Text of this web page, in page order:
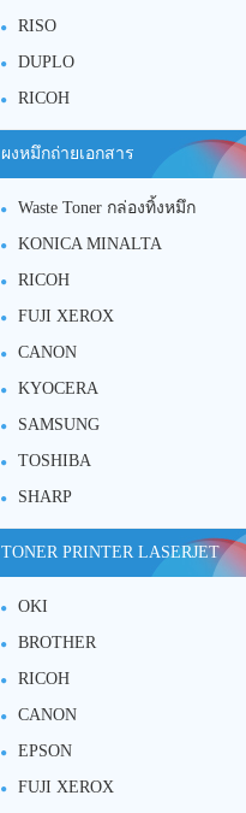
RISO
DUPLO
RICOH
ผงหมึกถ่ายเอกสาร
Waste Toner กล่องทิ้งหมึก
KONICA MINALTA
RICOH
FUJI XEROX
CANON
KYOCERA
SAMSUNG
TOSHIBA
SHARP
TONER PRINTER LASERJET
OKI
BROTHER
RICOH
CANON
EPSON
FUJI XEROX